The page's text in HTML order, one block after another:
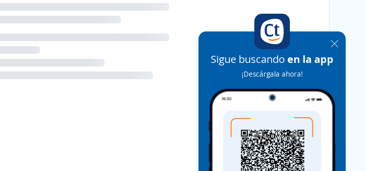
Sigue buscando en la app
¡Descárgala ahora!